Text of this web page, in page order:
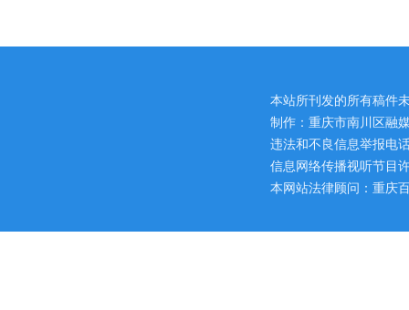
本站所刊发的所有稿件
制作：重庆市南川区融
违法和不良信息举报电
信息网络传播视听节目
本网站法律顾问：重庆